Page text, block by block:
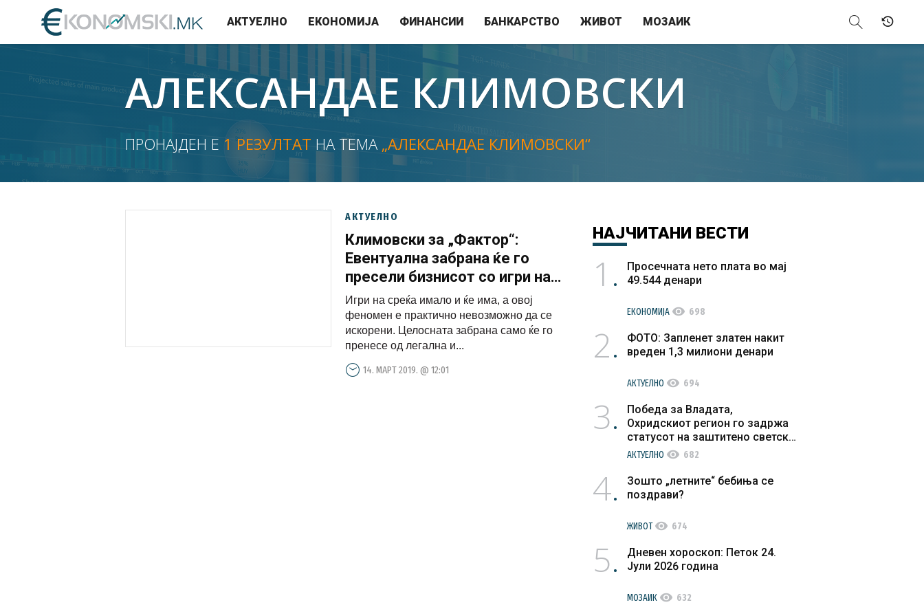
АКТУЕЛНО ЕКОНОМИЈА ФИНАНСИИ БАНКАРСТВО ЖИВОТ МОЗАИК
АЛЕКСАНДАЕ КЛИМОВСКИ
ПРОНАЈДЕН Е 1 РЕЗУЛТАТ НА ТЕМА „АЛЕКСАНДАЕ КЛИМОВСКИ“
АКТУЕЛНО
Климовски за „Фактор“:
Евентуална забрана ќе го
пресели бизнисот со игри на
среќа во „сива“ зона
Игри на среќа имало и ќе има, а овој
феномен е практично невозможно да се
искорени. Целосната забрана само ќе го
пренесе од легална и...
14. МАРТ 2019. @ 12:01
НАЈЧИТАНИ ВЕСТИ
1
Просечната нето плата во мај
49.544 денари
ЕКОНОМИЈА visibility 698
2
ФОТО: Запленет златен накит
вреден 1,3 милиони денари
АКТУЕЛНО visibility 694
3
Победа за Владата,
Охридскиот регион го задржа
статусот на заштитено светско
културно наследство
АКТУЕЛНО visibility 682
4
Зошто „летните“ бебиња се
поздрави?
ЖИВОТvisibility 674
5
Дневен хороскоп: Петок 24.
Јули 2026 година
МОЗАИК visibility 632